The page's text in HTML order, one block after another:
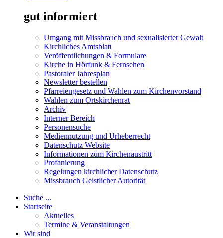
gut informiert
Umgang mit Missbrauch und sexualisierter Gewalt
Kirchliches Amtsblatt
Veröffentlichungen & Formulare
Kirche in Hörfunk & Fernsehen
Pastoraler Jahresplan
Newsletter bestellen
Pfarreiengesetz und Wahlen zum Kirchenvorstand
Wahlen zum Ortskirchenrat
Archiv
Interner Bereich
Personensuche
Mediennutzung und Urheberrecht
Datenschutz Website
Informationen zum Kirchenaustritt
Profanierung
Regelungen kirchlicher Datenschutz
Missbrauch Geistlicher Autorität
Suche ...
Startseite
Aktuelles
Termine & Veranstaltungen
Wir sind